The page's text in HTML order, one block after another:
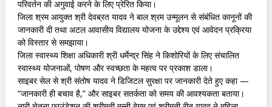
परिवर्तन की अगुवाई करने के लिए प्रेरित किया।
जिला श्रम आयुक्त श्री देवब्रत यादव ने बाल श्रम उन्मूलन से संबंधित कानूनों की
जानकारी दी तथा अटल आवासीय विद्यालय योजना के उद्देश्य एवं आवेदन प्रक्रिया
को विस्तार से समझाया।
जिला स्वास्थ्य शिक्षा अधिकारी श्री धर्मेन्द्र सिंह ने किशोरियों के लिए संचालित
स्वास्थ्य योजनाओं, पोषण और स्वच्छता के महत्व पर प्रकाश डाला।
साइबर सेल से श्री संतोष यादव ने डिजिटल सुरक्षा पर जानकारी देते हुए कहा —
“जानकारी ही बचाव है,” और साइबर सतर्कता को समय की आवश्यकता बताया।